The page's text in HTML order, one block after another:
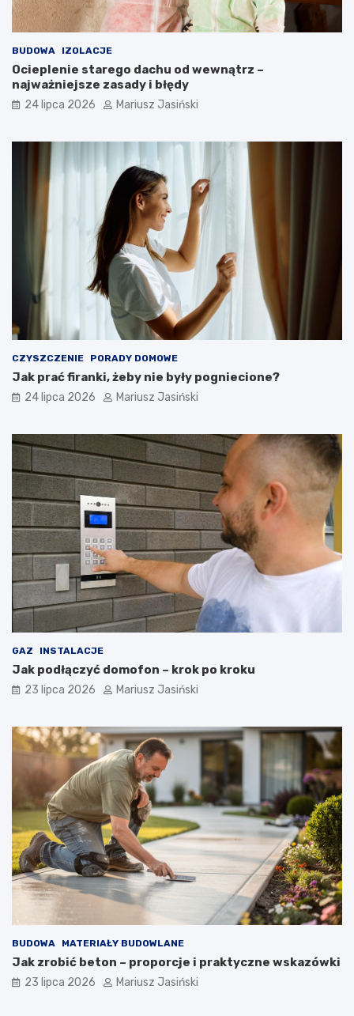
BUDOWA IZOLACJE
Ocieplenie starego dachu od wewnątrz –
najważniejsze zasady i błędy
24 lipca 2026 Mariusz Jasiński
CZYSZCZENIE PORADY DOMOWE
Jak prać firanki, żeby nie były pogniecione?
24 lipca 2026 Mariusz Jasiński
GAZ INSTALACJE
Jak podłączyć domofon – krok po kroku
23 lipca 2026 Mariusz Jasiński
BUDOWA MATERIAŁY BUDOWLANE
Jak zrobić beton – proporcje i praktyczne wskazówki
23 lipca 2026 Mariusz Jasiński